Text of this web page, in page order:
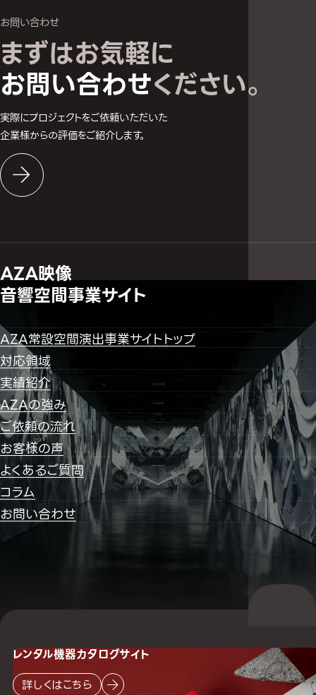
お問い合わせ
まずはお気軽に
お問い合わせください。
実際にプロジェクトをご依頼いただいた
企業様からの評価をご紹介します。
お問い合わせへ
AZA映像
音響空間事業サイト
AZA常設空間演出事業サイトトップ
対応領域
実績紹介
AZAの強み
ご依頼の流れ
お客様の声
よくあるご質問
コラム
お問い合わせ
レンタル機器カタログサイト
詳しくはこちら